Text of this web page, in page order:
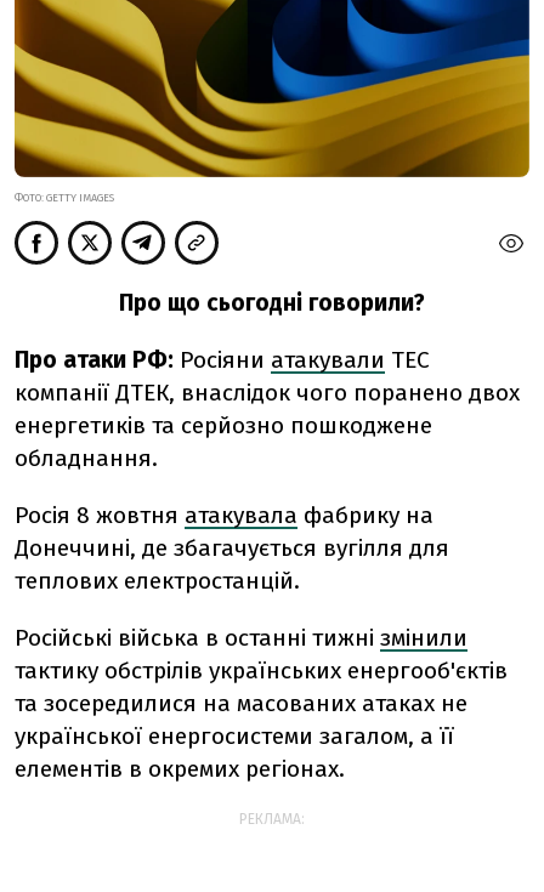
ФОТО: GETTY IMAGES
Про що сьогодні говорили?
Про атаки РФ: Росіяни атакували ТЕС
компанії ДТЕК, внаслідок чого поранено двох
енергетиків та серйозно пошкоджене
обладнання.
Росія 8 жовтня атакувала фабрику на
Донеччині, де збагачується вугілля для
теплових електростанцій.
Російські війська в останні тижні змінили
тактику обстрілів українських енергооб'єктів
та зосередилися на масованих атаках не
української енергосистеми загалом, а її
елементів в окремих регіонах.
РЕКЛАМА: